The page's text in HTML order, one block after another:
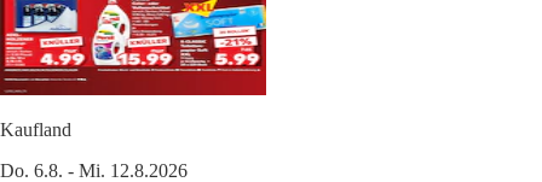
Kaufland
Do. 6.8. - Mi. 12.8.2026